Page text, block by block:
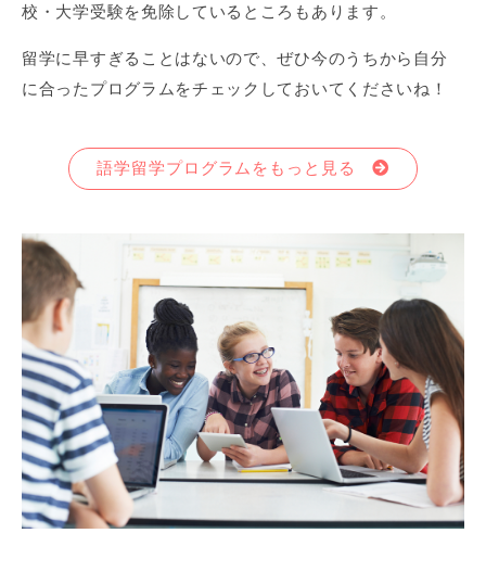
校・大学受験を免除しているところもあります。
留学に早すぎることはないので、ぜひ今のうちから自分
に合ったプログラムをチェックしておいてくださいね！
語学留学プログラムをもっと見る